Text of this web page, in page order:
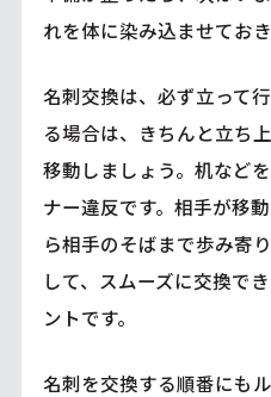
れを体に染み込ませておき
名刺交換は、必ず立って
る場合は、きちんと立ち
移動しましょう。机など
ナー違反です。相手が移
ら相手のそばまで歩み寄
して、スムーズに交換で
ントです。
名刺を交換する順番にも